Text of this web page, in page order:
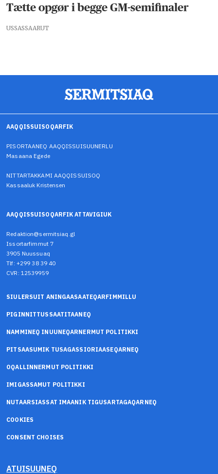
Tætte opgør i begge GM-semifinaler
USSASSAARUT
AAQQISSUISOQARFIK
PISORTAANEQ AAQQISSUISUUNERLU
Masaana Egede
NITTARTAKKAMI AAQQISSUISOQ
Kassaaluk Kristensen
AAQQISSUISOQARFIK ATTAVIGIUK
Redaktion@sermitsiaq.gl
Issortarfimmut 7
3905 Nuussuaq
Tlf: +299 38 39 40
CVR: 12539959
SIULERSUIT ANINGAASAATEQARFIMMILLU
PIGINNITTUSSAATITAANEQ
NAMMINEQ INUUNEQARNERMUT POLITIKKI
PITSAASUMIK TUSAGASSIORIAASEQARNEQ
OQALLINNERMUT POLITIKKI
IMIGASSAMUT POLITIKKI
NUTAARSIASSAT IMAANIK TIGUSARTAGAQARNEQ
COOKIES
CONSENT CHOISES
ATUISUUNEQ